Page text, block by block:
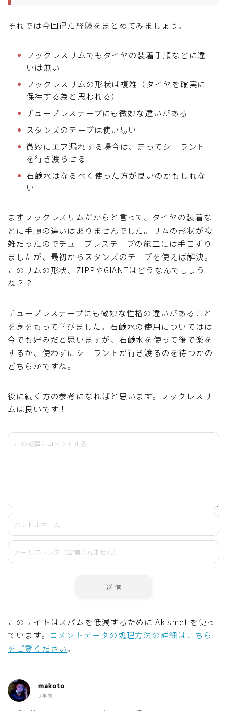
それでは今回得た経験をまとめてみましょう。
フックレスリムでもタイヤの装着手順などに違
いは無い
フックレスリムの形状は複雑（タイヤを確実に
保持する為と思われる）
チューブレステープにも微妙な違いがある
スタンズのテープは使い易い
微妙にエア漏れする場合は、走ってシーラント
を行き渡らせる
石鹸水はなるべく使った方が良いのかもしれな
い
まずフックレスリムだからと言って、タイヤの装着な
どに手順の違いはありませんでした。リムの形状が複
雑だったのでチューブレステープの施工には手こずり
ましたが、最初からスタンズのテープを使えば解決。
このリムの形状、ZIPPやGIANTはどうなんでしょう
ね？？
チューブレステープにも微妙な性格の違いがあること
を身をもって学びました。石鹸水の使用についてはは
今でも好みだと思いますが、石鹸水を使って後で楽を
するか、使わずにシーラントが行き渡るのを待つかの
どちらかですね。
後に続く方の参考になればと思います。フックレスリ
ムは良いです！
このサイトはスパムを低減するために Akismet を使っ
ています。 コメントデータの処理方法の詳細はこちら
をご覧ください。
makoto
5年前